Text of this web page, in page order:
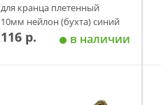
для кранца плетенный
10мм нейлон (бухта) синий
Skipper
116 р. в наличии